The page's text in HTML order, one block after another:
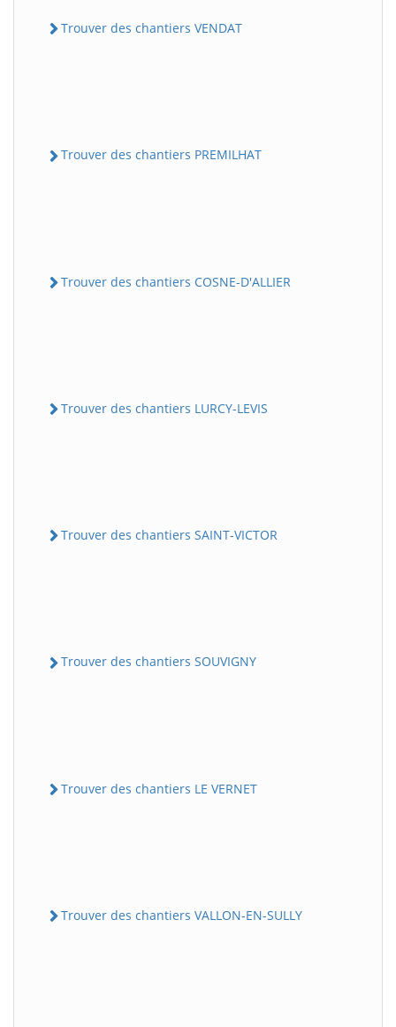
Trouver des chantiers VENDAT
Trouver des chantiers PREMILHAT
Trouver des chantiers COSNE-D'ALLIER
Trouver des chantiers LURCY-LEVIS
Trouver des chantiers SAINT-VICTOR
Trouver des chantiers SOUVIGNY
Trouver des chantiers LE VERNET
Trouver des chantiers VALLON-EN-SULLY